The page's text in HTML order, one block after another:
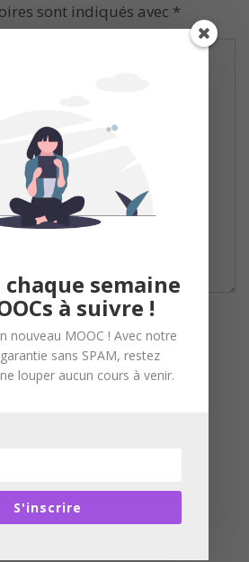
sont indiqués avec *
chaque semaine
à suivre !
nouveau MOOC ! Avec notre
sans SPAM, restez
louper aucun cours à venir.
S'inscrire